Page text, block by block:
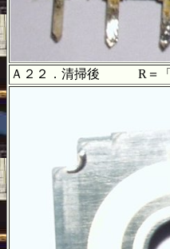
Ａ２２．清掃後 R＝